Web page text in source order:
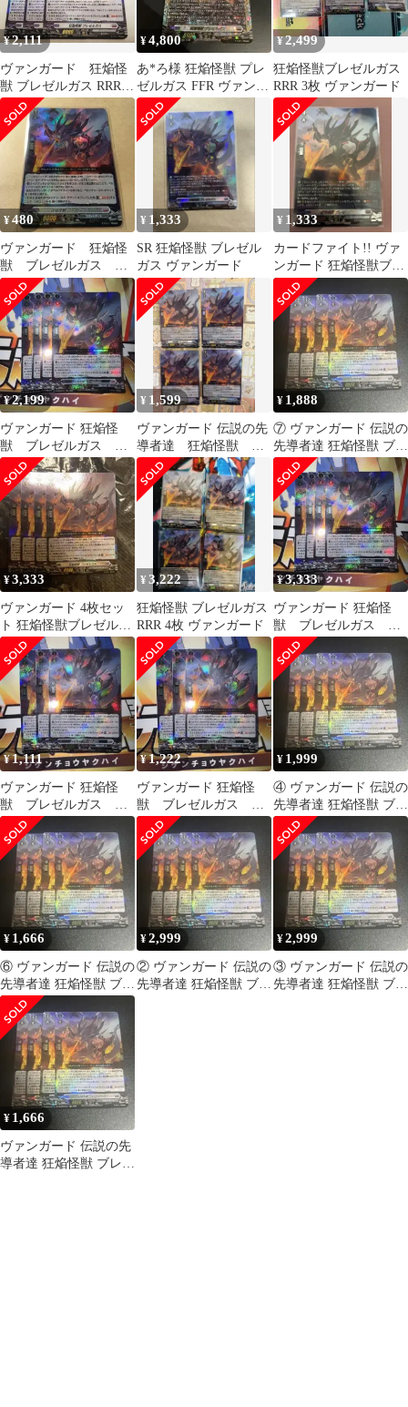
¥2,111
ヴァンガード 狂焔怪
獣 ブレゼルガス RRR/
トリプルレア 3枚
¥4,800
あ*ろ様 狂焔怪獣 プレ
ゼルガス FFR ヴァンガ
ード
¥2,499
狂焔怪獣ブレゼルガス
RRR 3枚 ヴァンガード
¥480
ヴァンガード 狂焔怪
獣 ブレゼルガス
RRR
¥ 1,333
SR 狂焔怪獣 ブレゼル
ガス ヴァンガード
¥ 1,333
カードファイト!! ヴァ
ンガード 狂焔怪獣ブレ
ゼルガス
¥2,199
ヴァンガード 狂焔怪
獣 ブレゼルガス
RRR 4枚 ブラントゲ
ート
¥ 1,599
ヴァンガード 伝説の先
導者達 狂焔怪獣 ブ
レゼルガス RRR 4
枚 美品
¥ 1,888
⑦ ヴァンガード 伝説の
先導者達 狂焔怪獣 ブレ
ゼルガス
¥3,333
ヴァンガード 4枚セッ
ト 狂焔怪獣ブレゼルガ
ス メルカリ便
¥3,222
狂焔怪獣 ブレゼルガス
RRR 4枚 ヴァンガード
¥3,333
ヴァンガード 狂焔怪
獣 ブレゼルガス
RRR 4枚 ブラントゲ
ート
¥1,111
ヴァンガード 狂焔怪
獣 ブレゼルガス
RRR 3枚 ブラントゲ
ート
¥1,222
ヴァンガード 狂焔怪
獣 ブレゼルガス
RRR 4枚 ブラントゲ
ート
¥ 1,999
④ ヴァンガード 伝説の
先導者達 狂焔怪獣 ブレ
ゼルガス
¥ 1,666
⑥ ヴァンガード 伝説の
先導者達 狂焔怪獣 ブレ
ゼルガス
¥2,999
② ヴァンガード 伝説の
先導者達 狂焔怪獣 ブレ
¥2,999
③ ヴァンガード 伝説の
先導者達 狂焔怪獣 ブレ
¥ 1,666
ヴァンガード 伝説の先
導者達 狂焔怪獣 ブレゼ